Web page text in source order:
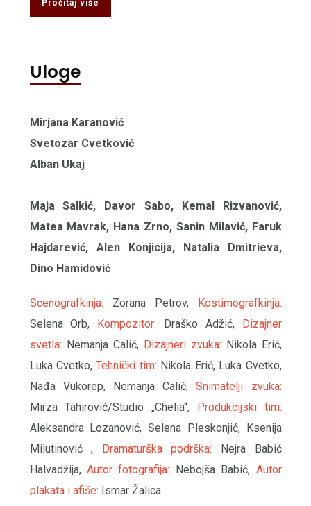
Pročitaj više
Uloge
Mirjana Karanović
Svetozar Cvetković
Alban Ukaj
Maja Salkić, Davor Sabo, Kemal Rizvanović,
Matea Mavrak, Hana Zrno, Sanin Milavić, Faruk
Hajdarević, Alen Konjicija, Natalia Dmitrieva,
Dino Hamidović
Scenografkinja: Zorana Petrov,
Kostimografkinja:
Selena Orb,
Kompozitor: Draško Adžić,
Dizajner
svetla: Nemanja Calić, Dizajneri zvuka: Nikola Erić,
Luka Cvetko,Tehnički tim: Nikola Erić, Luka Cvetko,
Nađa Vukorep, Nemanja Calić,Snimatelji zvuka:
Mirza Tahirović/Studio „Chelia“,
Produkcijski tim:
Aleksandra Lozanović, Selena Pleskonjić, Ksenija
Milutinović ,
Dramaturška podrška:
Nejra Babić
Halvadžija, Autor fotografija: Nebojša Babić, Autor
plakata i afiše: Ismar Žalica